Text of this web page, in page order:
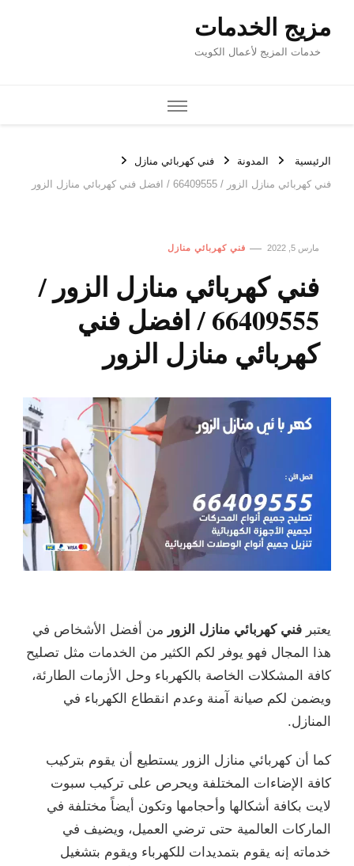
مزيج الخدمات
خدمات المزيج لأعمال الكويت
الرئيسية المدونة
فني كهربائي منازل
فني كهربائي منازل الزور / 66409555 / افضل فني كهربائي منازل الزور
مارس 5, 2022 فني كهربائي منازل
فني كهربائي منازل الزور /
66409555 / افضل فني
كهربائي منازل الزور
يعتبر فني كهربائي منازل الزور من أفضل الأشخاص في
هذا المجال فهو يوفر لكم الكثير من الخدمات مثل تصليح
كافة المشكلات الخاصة بالكهرباء وحل الأزمات الطارئة،
ويضمن لكم صيانة آمنة وعدم انقطاع الكهرباء في
المنازل.
كما أن كهربائي منازل الزور يستطيع أن يقوم بتركيب
كافة الإضاءات المختلفة ويحرص على تركيب سبوت
لايت بكافة أشكالها وأحجامها وتكون أيضاً مختلفة في
الماركات العالمية حتى ترضي العميل، ويضيف في
خدماته إنه يقوم بتمديدات للكهرباء ويقوم بتشغيل